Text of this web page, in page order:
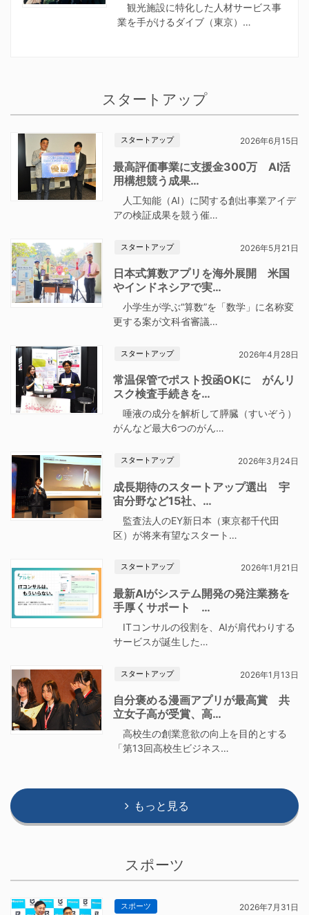
観光施設に特化した人材サービス事
業を手がけるダイブ（東京）…
スタートアップ
スタートアップ 2026年6月15日
最高評価事業に支援金300万 AI活
用構想競う成果…
人工知能（AI）に関する創出事業アイデ
アの検証成果を競う催…
スタートアップ 2026年5月21日
日本式算数アプリを海外展開 米国
やインドネシアで実…
小学生が学ぶ“算数”を「数学」に名称変
更する案が文科省審議…
スタートアップ 2026年4月28日
常温保管でポスト投函OKに がんリ
スク検査手続きを…
唾液の成分を解析して膵臓（すいぞう）
がんなど最大6つのがん…
スタートアップ 2026年3月24日
成長期待のスタートアップ選出 宇
宙分野など15社、…
監査法人のEY新日本（東京都千代田
区）が将来有望なスタート…
スタートアップ 2026年1月21日
最新AIがシステム開発の発注業務を
手厚くサポート …
ITコンサルの役割を、AIが肩代わりする
サービスが誕生した…
スタートアップ 2026年1月13日
自分褒める漫画アプリが最高賞 共
立女子高が受賞、高…
高校生の創業意欲の向上を目的とする
「第13回高校生ビジネス…
もっと見る
スポーツ
スポーツ 2026年7月31日